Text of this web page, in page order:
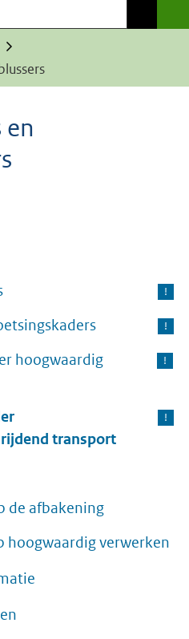
en
hoogwaardig
transport
de afbakening
hoogwaardig verwerken